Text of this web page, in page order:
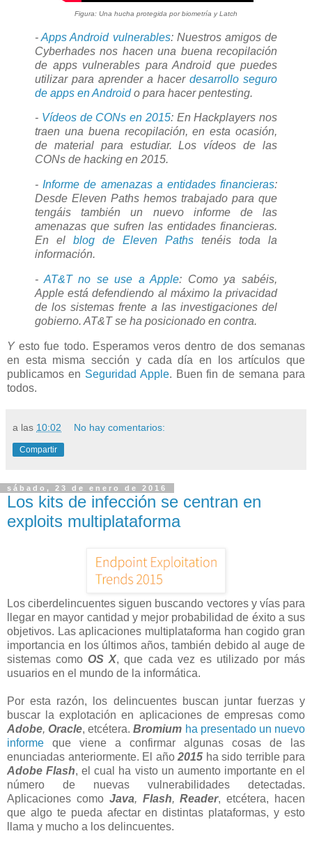
Figura: Una hucha protegida por biometría y Latch
-Apps Android vulnerables: Nuestros amigos de
Cyberhades nos hacen una buena recopilación
de apps vulnerables para Android que puedes
utilizar para aprender a hacer desarrollo seguro
de apps en Androido para hacer pentesting.
- Vídeos de CONs en 2015: En Hackplayers nos
traen una buena recopilación, en esta ocasión,
de material para estudiar. Los vídeos de las
CONs de hacking en 2015.
- Informe de amenazas a entidades financieras:
Desde Eleven Paths hemos trabajado para que
tengáis también un nuevo informe de las
amenazas que sufren las entidades financieras.
En el blog de Eleven Paths tenéis toda la
información.
- AT&T no se use a Apple: Como ya sabéis,
Apple está defendiendo al máximo la privacidad
de los sistemas frente a las investigaciones del
gobierno. AT&T se ha posicionado en contra.
Yesto fue todo. Esperamos veros dentro de dos semanas
en esta misma sección y cada día en los artículos que
publicamos en Seguridad Apple. Buen fin de semana para
todos.
a las 10:02 No hay comentarios:
Compartir
sábado, 23 de enero de 2016
Los kits de infección se centran en
exploits multiplataforma
Los ciberdelincuentes siguen buscando vectores y vías para
llegar en mayor cantidad y mejor probabilidad de éxito a sus
objetivos. Las aplicaciones multiplataforma han cogido gran
importancia en los últimos años, también debido al auge de
sistemas comoOS X, que cada vez es utilizado por más
usuarios en el mundo de la informática.
Por esta razón, los delincuentes buscan juntar fuerzas y
buscar la explotación en aplicaciones de empresas como
Adobe,Oracle, etcétera.Bromium ha presentado un nuevo
informe que viene a confirmar algunas cosas de las
enunciadas anteriormente. El año 2015 ha sido terrible para
Adobe Flash, el cual ha visto un aumento importante en el
número de nuevas vulnerabilidades detectadas.
Aplicaciones como Java, Flash,Reader, etcétera, hacen
que algo te pueda afectar en distintas plataformas, y esto
llama y mucho a los delincuentes.